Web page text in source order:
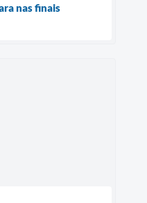
nas finais